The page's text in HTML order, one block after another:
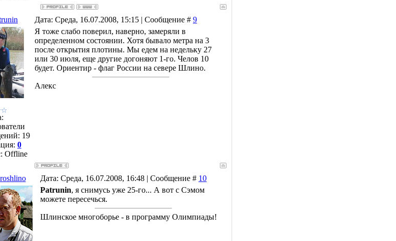
Дата: Среда, 16.07.2008, 15:15 | Сообщение # 9
19
0
Offline
Я тоже слабо поверил, наверно, замеряли в
определенном состоянии. Хотя бывало метра на 3
после открытия плотины. Мы едем на недельку 27
или 30 июля, еще другие догоняют 1-го. Челов 10
будет. Ориентир - флаг России на севере Шлино.
Алекс
Дата: Среда, 16.07.2008, 16:48 | Сообщение # 10
Patrunin, я снимусь уже 25-го... А вот с Сэмом
можете пересечься.
Шлинское многоборье - в программу Олимпиады!